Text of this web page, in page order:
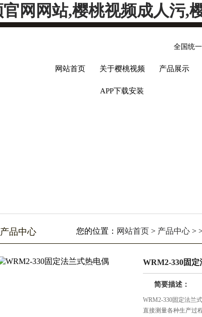
网网站,樱桃视频成人污,
全国统一热
网站首页 关于樱桃视频
APP下载安装
产品展示
产品中心 您的位置： 网站首页 > 产品中心 >
WRM2-330固
简要描述：
WRM2-330固定法兰式
直接测量各种生产过